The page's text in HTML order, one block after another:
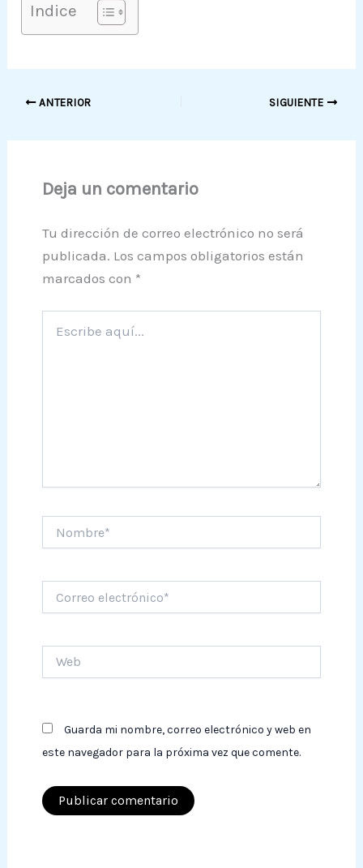
Indice
ANTERIOR SIGUIENTE
Deja un comentario
Tu dirección de correo electrónico no será
publicada. Los campos obligatorios están
marcados con *
aquí...
electrónico*
Guarda mi nombre, correo electrónico y web en
este navegador para la próxima vez que comente.